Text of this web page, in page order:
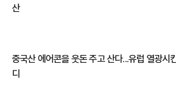
산
중국산 에어콘을 웃돈 주고 산다...유럽 열광시
디